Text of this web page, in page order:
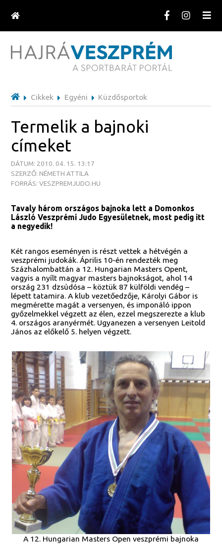
Cikkek Egyéni Küzdősportok
Termelik a bajnoki
címeket
DÁTUM: 2010. 04. 15. 13:17
SZERZŐ: NÉMETH ATTILA
FORRÁS: VESZPREMJUDO.HU
Tavaly három országos bajnoka lett a Domonkos
László Veszprémi Judo Egyesületnek, most pedig itt
a negyedik!
Két rangos eseményen is részt vettek a hétvégén a
veszprémi judokák. Április 10-én rendezték meg
Százhalombattán a 12. Hungarian Masters Opent,
vagyis a nyílt magyar masters bajnokságot, ahol 14
ország 231 dzsúdósa – köztük 87 külföldi vendég –
lépett tatamira. A klub vezetőedzője, Károlyi Gábor is
megmérette magát a versenyen, és imponáló ippon
győzelmekkel végzett az élen, ezzel megszerezte a klub
4. országos aranyérmét. Ugyanezen a versenyen Leitold
János az előkelő 5. helyen végzett.
A 12. Hungarian Masters Open veszprémi bajnoka